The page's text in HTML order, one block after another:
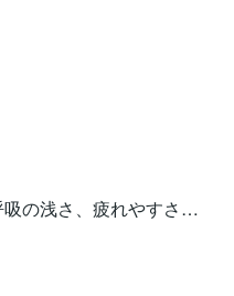
の浅さ、疲れやすさ…